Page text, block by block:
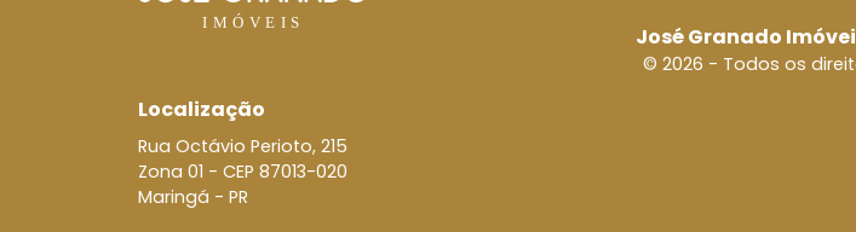
Localização
Rua Octávio Perioto, 215
Zona 01 - CEP 87013-020
Maringá - PR
José Granado
© 2026 - Todos os